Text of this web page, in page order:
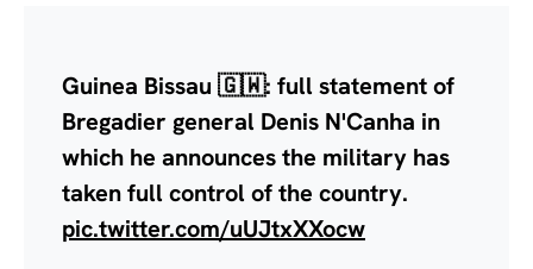
Guinea Bissau 🇬🇼: full statement of
Bregadier general Denis N'Canha in
which he announces the military has
taken full control of the country.
pic.twitter.com/uUJtxXXocw